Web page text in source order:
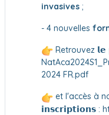
invasives ;
- 4 nouvelles
Retrouvez
2024 FR.pdf
et l'accès à
𝗶𝗻𝘀𝗰𝗿𝗶𝗽𝘁𝗶𝗼𝗻𝘀 :